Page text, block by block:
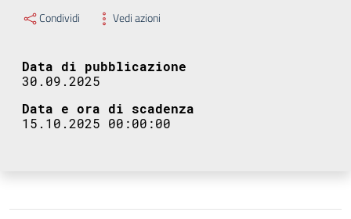
Condividi Vedi azioni
Data di pubblicazione
30.09.2025
Data e ora di scadenza
15.10.2025 00:00:00